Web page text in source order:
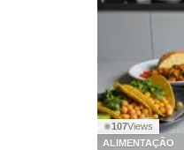
◉107Views
ALIMENTAÇÃO